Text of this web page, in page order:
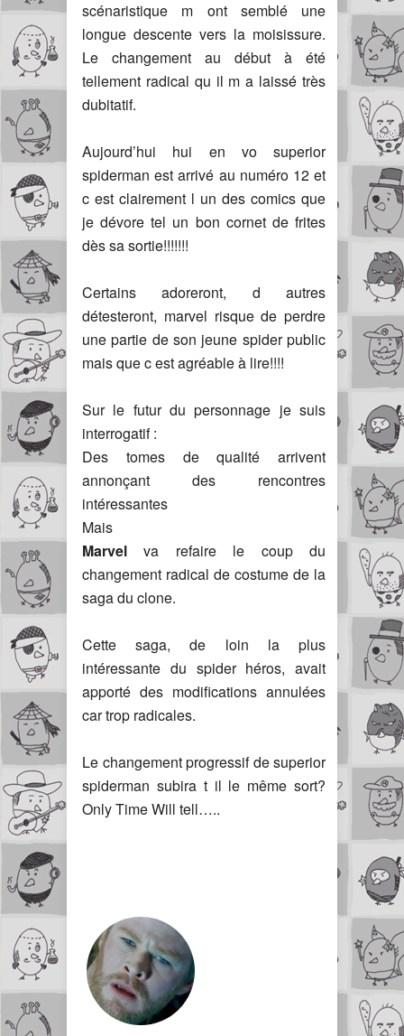
scénaristique m ont semblé une
longue descente vers la moisissure.
Le changement au début à été
tellement radical qu il m a laissé très
dubitatif.
Aujourd’hui hui en vo superior
spiderman est arrivé au numéro 12 et
c est clairement l un des comics que
je dévore tel un bon cornet de frites
dès sa sortie!!!!!!!
Certains adoreront, d autres
détesteront, marvel risque de perdre
une partie de son jeune spider public
mais que c est agréable à lire!!!!
Sur le futur du personnage je suis
interrogatif :
Des tomes de qualité arrivent
annonçant des rencontres
intéressantes
Mais
Marvel va refaire le coup du
changement radical de costume de la
saga du clone.
Cette saga, de loin la plus
intéressante du spider héros, avait
apporté des modifications annulées
car trop radicales.
Le changement progressif de superior
spiderman subira t il le même sort?
Only Time Will tell…..